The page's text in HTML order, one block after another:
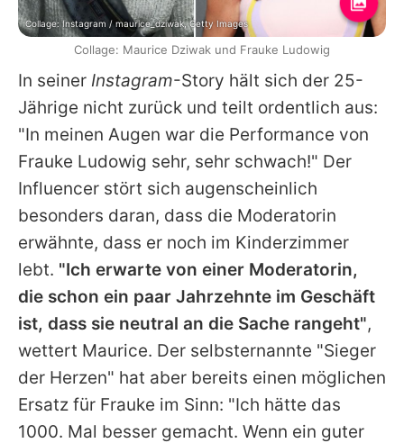
In seiner Instagram-Story hält sich der 25-
Jährige nicht zurück und teilt ordentlich aus:
"In meinen Augen war die Performance von
Frauke Ludowig sehr, sehr schwach!" Der
Influencer stört sich augenscheinlich
besonders daran, dass die Moderatorin
erwähnte, dass er noch im Kinderzimmer
lebt. "Ich erwarte von einer Moderatorin,
die schon ein paar Jahrzehnte im Geschäft
ist, dass sie neutral an die Sache rangeht",
wettert Maurice. Der selbsternannte "Sieger
der Herzen" hat aber bereits einen möglichen
Ersatz für Frauke im Sinn: "Ich hätte das
1000. Mal besser gemacht. Wenn ein guter
Collage: Instagram / maurice_dziwak, Getty Images
Collage: Maurice Dziwak und Frauke Ludowig